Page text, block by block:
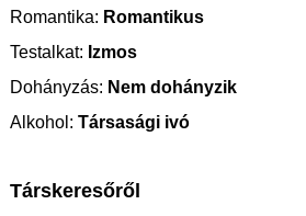
Romantika: Romantikus
Testalkat: Izmos
Dohányzás: Nem dohányzik
Alkohol: Társasági ivó
Társkeresőről